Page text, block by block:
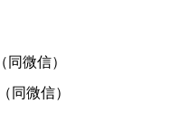
（同微信）
（ 同微信）